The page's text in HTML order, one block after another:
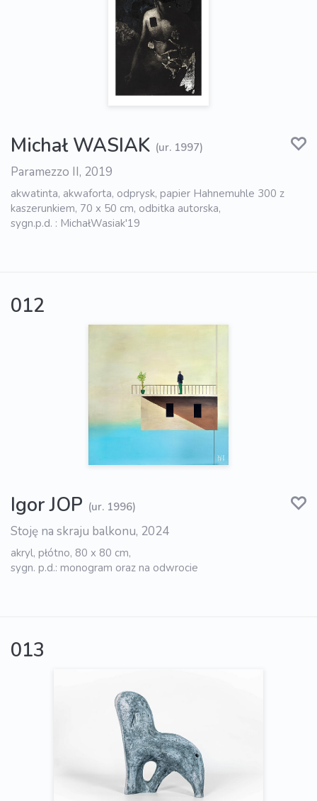
Michał WASIAK (ur. 1997)
Paramezzo II, 2019
akwatinta, akwaforta, odprysk, papier Hahnemuhle 300 z
kaszerunkiem, 70 x 50 cm, odbitka autorska,
sygn.p.d. : MichałWasiak'19
012
Igor JOP (ur. 1996)
Stoję na skraju balkonu, 2024
akryl, płótno, 80 x 80 cm,
sygn. p.d.: monogram oraz na odwrocie
013